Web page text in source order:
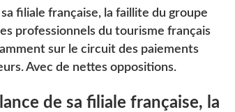
filiale française, la faillite du groupe
professionnels du tourisme français
sur le circuit des paiements
Avec de nettes oppositions.
de sa filiale française, la